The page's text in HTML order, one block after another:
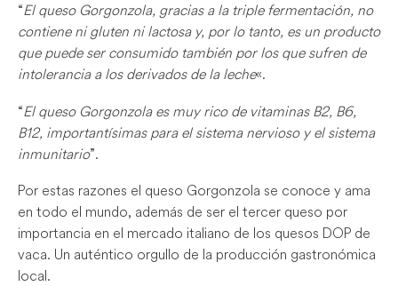
“El queso Gorgonzola, gracias a la triple fermentación, no
contiene ni gluten ni lactosa y, por lo tanto, es un producto
que puede ser consumido también por los que sufren de
intolerancia a los derivados de la leche«.
“El queso Gorgonzola es muy rico de vitaminas B2, B6,
B12, importantísimas para el sistema nervioso y el sistema
inmunitario”.
Por estas razones el queso Gorgonzola se conoce y ama
en todo el mundo, además de ser el tercer queso por
importancia en el mercado italiano de los quesos DOP de
vaca. Un auténtico orgullo de la producción gastronómica
local.